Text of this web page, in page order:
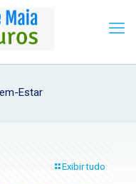
Estar
Exibir tudo